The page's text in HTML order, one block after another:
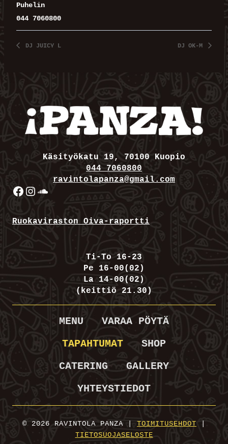
Puhelin
044 7060800
DJ JUICY L DJ OK-M
Käsityökatu 19, 70100 Kuopio
044 7060800
ravintolapanza@gmail.com
Facebook
Instagram
SoundCloud
Ruokaviraston Oiva-raportti
Ti-To 16-23
Pe 16-00(02)
La 14-00(02)
(keittiö 21.30)
MENU
VARAA PÖYTÄ
TAPAHTUMAT
SHOP
CATERING
GALLERY
YHTEYSTIEDOT
© 2026 RAVINTOLA PANZA | TOIMITUSEHDOT
TIETOSUOJASELOSTE